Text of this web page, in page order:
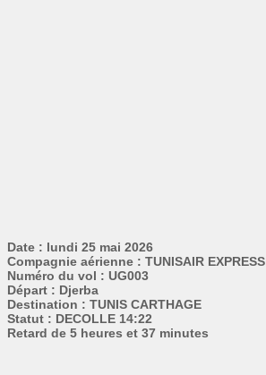
Date : lundi 25 mai 2026
Compagnie aérienne : TUNISAIR EXPRESS
Numéro du vol : UG003
Départ : Djerba
Destination : TUNIS CARTHAGE
Statut : DECOLLE 14:22
Retard de 5 heures et 37 minutes